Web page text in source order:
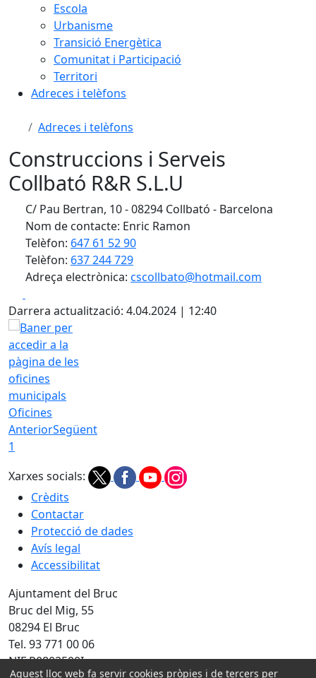
Escola
Urbanisme
Transició Energètica
Comunitat i Participació
Territori
Adreces i telèfons
Adreces i telèfons
Construccions i Serveis
Collbató R&R S.L.U
C/ Pau Bertran, 10 - 08294 Collbató - Barcelona
Nom de contacte: Enric Ramon
Telèfon: 647 61 52 90
Telèfon: 637 244 729
Adreça electrònica: cscollbato@hotmail.com
Darrera actualització: 4.04.2024 | 12:40
Oficines
AnteriorSegüent
1
Xarxes socials:
Crèdits
Contactar
Protecció de dades
Avís legal
Accessibilitat
Ajuntament del Bruc
Bruc del Mig, 55
08294 El Bruc
Tel. 93 771 00 06
NIF P0802500I
Aquest lloc web fa servir cookies pròpies i de tercers per